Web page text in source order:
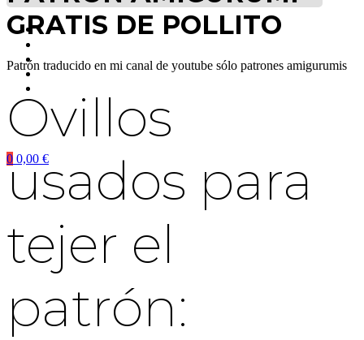
0 0,00 €
GRATIS DE POLLITO
Patrón traducido en mi canal de youtube sólo patrones amigurumis
Ovillos
usados para
tejer el
patrón: